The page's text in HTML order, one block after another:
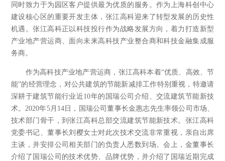
同时致力于为园区客户提供最为优质的服务。作为上海科创中心
建设核心区的重要开发主体，张江高科迎来了转型发展的历史性
机遇。张江高科正以科技投行作为战略发展方向，着力打造新型
产业地产营运商、面向未来高科技产业整合商和科技金融集成服
务商。
作为高科技产业地产营运商，张江高科本着“优质、高效、节
能”的经营理念，对公共建筑的节能新减排工作特别重视，特邀请
深耕于建筑节能行业近10年的国瑞公司介绍、交流建筑节能新技
术。 2020年5月 14 日，国瑞公司董事长金惠志先生率领公司市场、
技术部门骨干，到张江高科总部交流建筑节能新技术。张江高科
党委书记、董事长刘樱女士对此次技术交流非常重视，亲自出席
主谈，并安排公司相关部门的负责人悉数到场。会上，金董事长
介绍了国瑞公司的技术优势、品牌优势，并介绍了国瑞近期完成